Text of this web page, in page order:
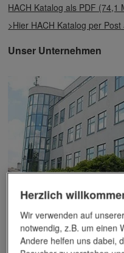
HACH Katalog als PDF (74,1
>Hier HACH Katalog per
Unser Unternehmen
Bereich der
Dieses Wissen kommt
insbesondere wenn es um
Herzlich
Wir verwenden auf
notwendig, z.B. um einen
Andere helfen uns dabei,